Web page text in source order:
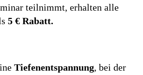
teilnimmt, erhalten alle
5 € Rabatt.
Tiefenentspannung, bei der